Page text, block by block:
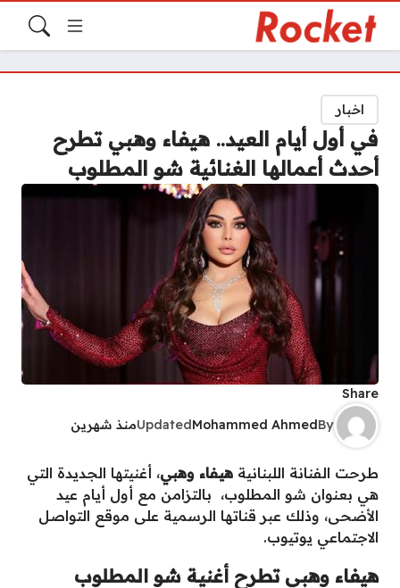
اخبار
في أول أيام العيد.. هيفاء وهبي تطرح
أحدث أعمالها الغنائية شو المطلوب
Share
By
Mohammed Ahmed
Updatedمنذ شهرين
طرحت الفنانة اللبنانية هيفاء وهبي، أغنيتها الجديدة التي
هي بعنوان شو المطلوب، بالتزامن مع أول أيام عيد
الأضحى، وذلك عبر قناتها الرسمية على موقع التواصل
الاجتماعي يوتيوب.
هيفاء وهبي تطرح أغنية شو المطلوب